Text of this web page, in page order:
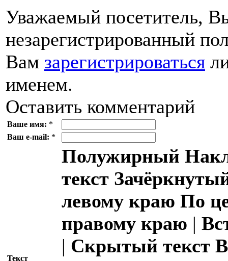
Уважаемый посетитель,
незарегистрированный
Вам зарегистрироваться
именем.
Оставить комментарий
Ваше имя: *
Ваш e-mail: *
Текст
Полужирный
текст
левому краю По
правому краю |
| Скрытый текст